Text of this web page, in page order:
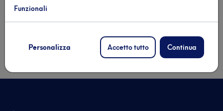
Funzionali
Personalizza Accetto tutto Continua